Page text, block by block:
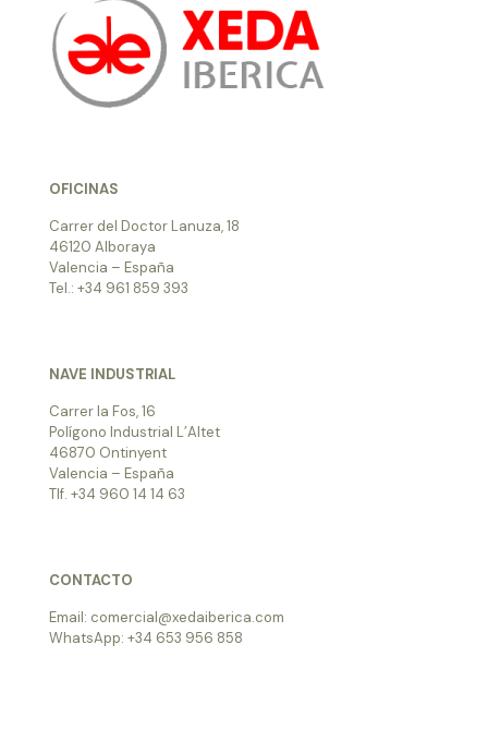
OFICINAS
Carrer del Doctor Lanuza, 18
46120 Alboraya
Valencia – España
Tel.: +34 961 859 393
NAVE INDUSTRIAL
Carrer la Fos, 16
Polígono Industrial L’Altet
46870 Ontinyent
Valencia – España
Tlf. +34 960 14 14 63
CONTACTO
Email: comercial@xedaiberica.com
WhatsApp: +34 653 956 858